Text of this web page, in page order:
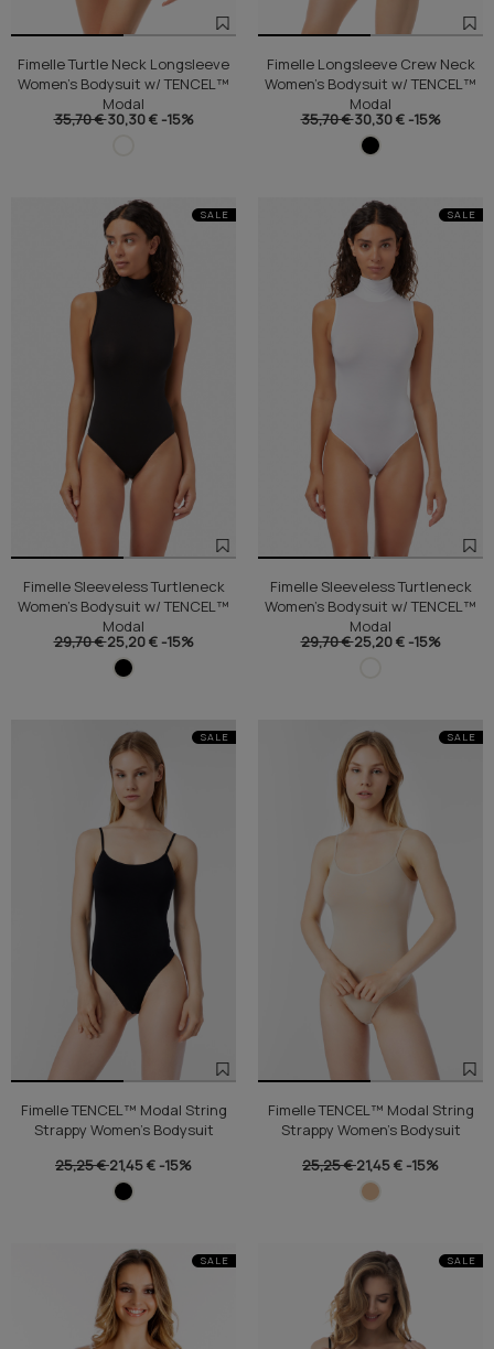
Fimelle Turtle Neck Longsleeve
Women's Bodysuit w/ TENCEL™
Modal
35,70 €30,30 € -15%
Fimelle Longsleeve Crew Neck
Women's Bodysuit w/ TENCEL™
Modal
35,70 €30,30 € -15%
SALE
Fimelle Sleeveless Turtleneck
Women's Bodysuit w/ TENCEL™
Modal
29,70 €25,20 € -15%
SALE
Fimelle Sleeveless Turtleneck
Women's Bodysuit w/ TENCEL™
Modal
29,70 €25,20 € -15%
SALE
Fimelle TENCEL™ Modal String
Strappy Women's Bodysuit
25,25 €21,45 € -15%
SALE
Fimelle TENCEL™ Modal String
Strappy Women's Bodysuit
25,25 €21,45 € -15%
SALE SALE